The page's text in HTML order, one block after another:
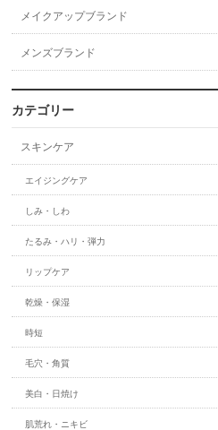
メイクアップブランド
メンズブランド
カテゴリー
スキンケア
エイジングケア
しみ・しわ
たるみ・ハリ・弾力
リップケア
乾燥・保湿
時短
毛穴・角質
美白・日焼け
肌荒れ・ニキビ